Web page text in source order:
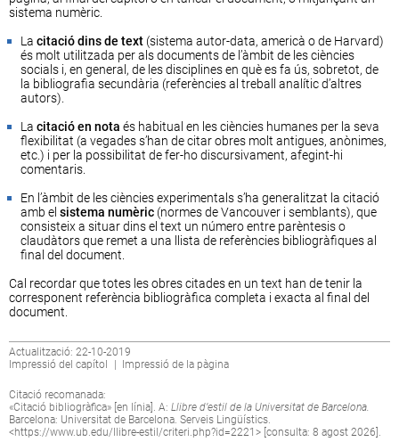
sistema numèric.
La citació dins de text (sistema autor-data, americà o de Harvard)
és molt utilitzada per als documents de l’àmbit de les ciències
socials i, en general, de les disciplines en què es fa ús, sobretot, de
la bibliografia secundària (referències al treball analític d’altres
autors).
La citació en nota és habitual en les ciències humanes per la seva
flexibilitat (a vegades s’han de citar obres molt antigues, anònimes,
etc.) i per la possibilitat de fer-ho discursivament, afegint-hi
comentaris.
En l’àmbit de les ciències experimentals s’ha generalitzat la citació
amb el sistema numèric (normes de Vancouver i semblants), que
consisteix a situar dins el text un número entre parèntesis o
claudàtors que remet a una llista de referències bibliogràfiques al
final del document.
Cal recordar que totes les obres citades en un text han de tenir la
corresponent referència bibliogràfica completa i exacta al final del
document.
Actualització: 22-10-2019
Impressió del capítol
| Impressió de la pàgina
Citació recomanada:
«Citació bibliogràfica» [en línia]. A: Llibre d’estil de la Universitat de Barcelona.
Barcelona: Universitat de Barcelona. Serveis Lingüístics.
<https://www.ub.edu/llibre-estil/criteri.php?id=2221 > [consulta: 8 agost 2026].